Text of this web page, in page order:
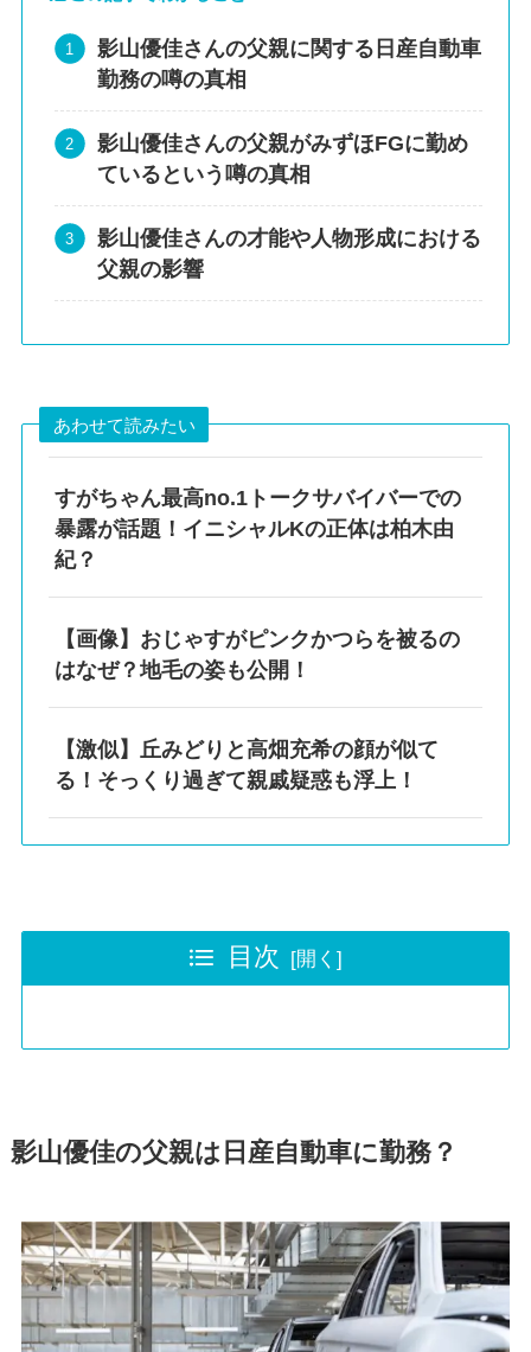
影山優佳さんの父親に関する日産自動車
勤務の噂の真相
影山優佳さんの父親がみずほFGに勤め
ているという噂の真相
影山優佳さんの才能や人物形成における
父親の影響
あわせて読みたい
すがちゃん最高no.1トークサバイバーでの
暴露が話題！イニシャルKの正体は柏木由
紀？
【画像】おじゃすがピンクかつらを被るの
はなぜ？地毛の姿も公開！
【激似】丘みどりと高畑充希の顔が似て
る！そっくり過ぎて親戚疑惑も浮上！
目次
影山優佳の父親は日産自動車に勤務？